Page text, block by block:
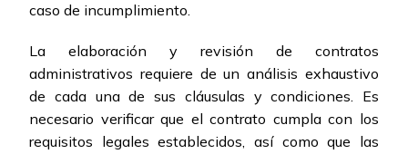
caso de incumplimiento.
La elaboración y revisión de contratos
administrativos requiere de un análisis exhaustivo
de cada una de sus cláusulas y condiciones. Es
necesario verificar que el contrato cumpla con los
requisitos legales establecidos, así como que las